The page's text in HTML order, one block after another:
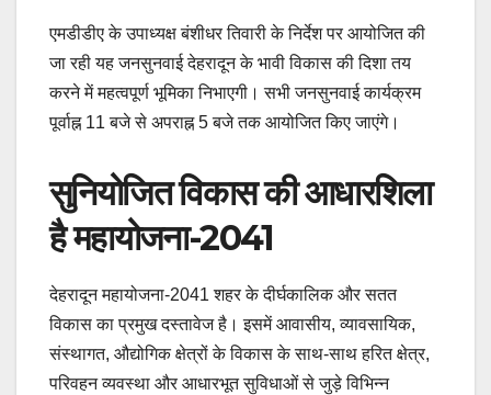
एमडीडीए के उपाध्यक्ष बंशीधर तिवारी के निर्देश पर आयोजित की
जा रही यह जनसुनवाई देहरादून के भावी विकास की दिशा तय
करने में महत्वपूर्ण भूमिका निभाएगी। सभी जनसुनवाई कार्यक्रम
पूर्वाह्न 11 बजे से अपराह्न 5 बजे तक आयोजित किए जाएंगे।
सुनियोजित विकास की आधारशिला
है महायोजना-2041
देहरादून महायोजना-2041 शहर के दीर्घकालिक और सतत
विकास का प्रमुख दस्तावेज है। इसमें आवासीय, व्यावसायिक,
संस्थागत, औद्योगिक क्षेत्रों के विकास के साथ-साथ हरित क्षेत्र,
परिवहन व्यवस्था और आधारभूत सुविधाओं से जुड़े विभिन्न